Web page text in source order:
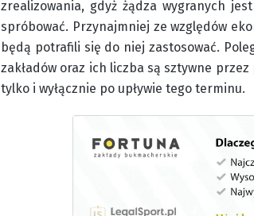
zrealizowania, gdyż żądza wygranych
spróbować. Przynajmniej ze względów
będą potrafili się do niej zastosować.
zakładów oraz ich liczba są sztywne
tylko i wyłącznie po upływie tego terminu.